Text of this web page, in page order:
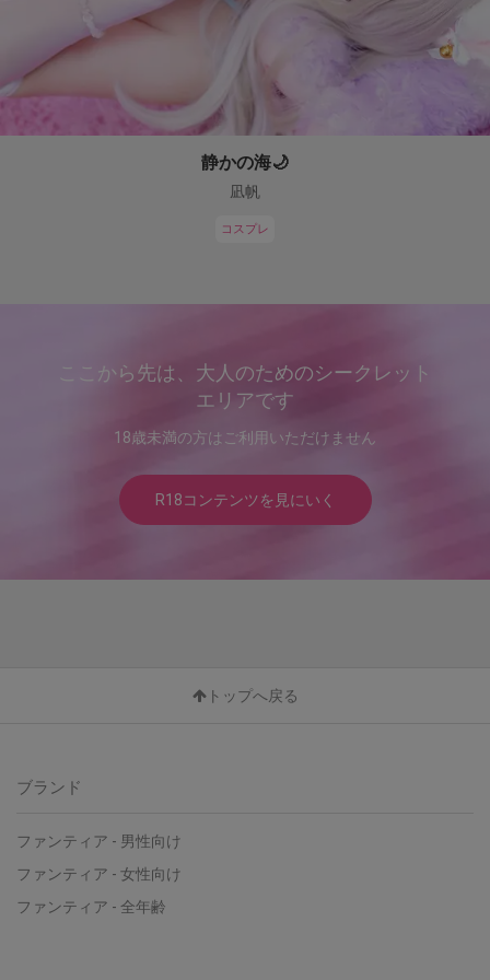
静かの海🌙
凪帆
コスプレ
ここから先は、大人のためのシークレット
エリアです
18歳未満の方はご利用いただけません
R18コンテンツを見にいく
トップへ戻る
ブランド
ファンティア - 男性向け
ファンティア - 女性向け
ファンティア - 全年齢